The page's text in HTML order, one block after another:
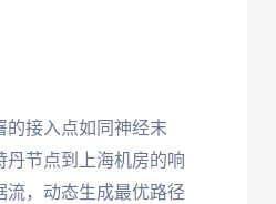
的接入点如同神经末
节点到上海机房的响
流，动态生成最优路径